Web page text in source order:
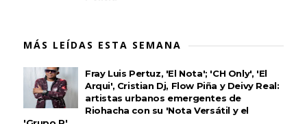
MÁS LEÍDAS ESTA SEMANA
Fray Luis Pertuz, 'El Nota'; 'CH Only', 'El
Arqui', Cristian Dj, Flow Piña y Deivy Real:
artistas urbanos emergentes de
Riohacha con su 'Nota Versátil y el